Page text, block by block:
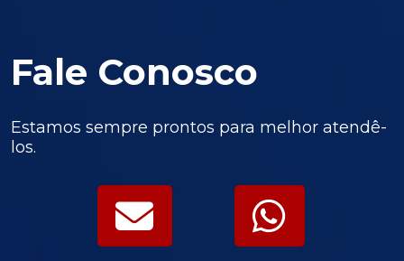
Fale Conosco
Estamos sempre prontos para melhor atendê-
los.